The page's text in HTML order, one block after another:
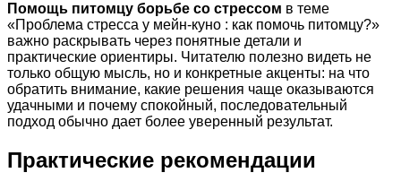
Помощь питомцу борьбе со стрессом в теме
«Проблема стресса у мейн-куно : как помочь питомцу?»
важно раскрывать через понятные детали и
практические ориентиры. Читателю полезно видеть не
только общую мысль, но и конкретные акценты: на что
обратить внимание, какие решения чаще оказываются
удачными и почему спокойный, последовательный
подход обычно дает более уверенный результат.
Практические рекомендации